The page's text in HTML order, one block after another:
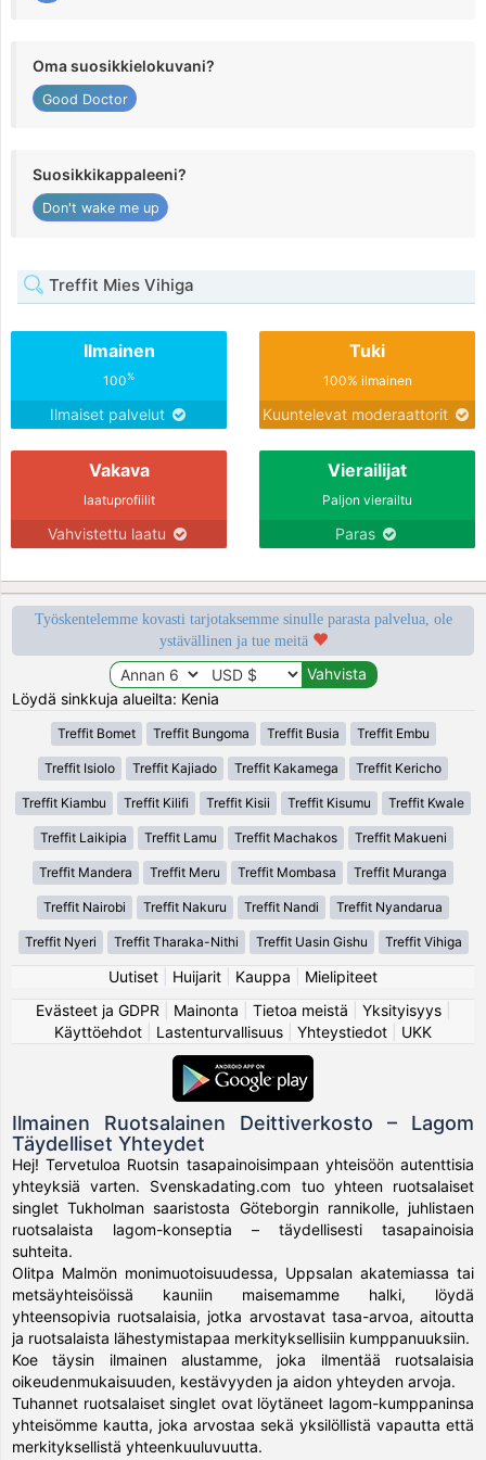
Oma suosikkielokuvani?
Good Doctor
Suosikkikappaleeni?
Don't wake me up
Treffit Mies Vihiga
Ilmainen
100%
Ilmaiset palvelut
Tuki
100% ilmainen
Kuuntelevat moderaattorit
Vakava
laatuprofiilit
Vahvistettu laatu
Vierailijat
Paljon vierailtu
Paras
Työskentelemme kovasti tarjotaksemme sinulle parasta palvelua, ole
ystävällinen ja tue meitä
Löydä sinkkuja alueilta: Kenia
Treffit Bomet Treffit Bungoma Treffit Busia Treffit Embu
Treffit Isiolo Treffit Kajiado Treffit Kakamega Treffit Kericho
Treffit Kiambu Treffit Kilifi Treffit Kisii Treffit Kisumu Treffit Kwale
Treffit Laikipia Treffit Lamu Treffit Machakos Treffit Makueni
Treffit Mandera Treffit Meru Treffit Mombasa Treffit Muranga
Treffit Nairobi Treffit Nakuru Treffit Nandi Treffit Nyandarua
Treffit Nyeri Treffit Tharaka-Nithi Treffit Uasin Gishu Treffit Vihiga
Uutiset Huijarit Kauppa
Mielipiteet
Evästeet ja GDPR
Mainonta Tietoa meistä Yksityisyys|
Käyttöehdot
Lastenturvallisuus Yhteystiedot UKK
Ilmainen Ruotsalainen Deittiverkosto – Lagom
Täydelliset Yhteydet
Hej! Tervetuloa Ruotsin tasapainoisimpaan yhteisöön autenttisia
yhteyksiä varten. Svenskadating.com tuo yhteen ruotsalaiset
singlet Tukholman saaristosta Göteborgin rannikolle, juhlistaen
ruotsalaista lagom-konseptia – täydellisesti tasapainoisia
suhteita.
Olitpa Malmön monimuotoisuudessa, Uppsalan akatemiassa tai
metsäyhteisöissä kauniin maisemamme halki, löydä
yhteensopivia ruotsalaisia, jotka arvostavat tasa-arvoa, aitoutta
ja ruotsalaista lähestymistapaa merkityksellisiin kumppanuuksiin.
Koe täysin ilmainen alustamme, joka ilmentää ruotsalaisia
oikeudenmukaisuuden, kestävyyden ja aidon yhteyden arvoja.
Tuhannet ruotsalaiset singlet ovat löytäneet lagom-kumppaninsa
yhteisömme kautta, joka arvostaa sekä yksilöllistä vapautta että
merkityksellistä yhteenkuuluvuutta.